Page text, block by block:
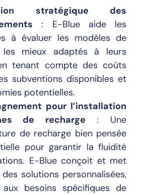
stratégique des
: E-Blue aide les
à évaluer les modèles de
les mieux adaptés à leurs
tenant compte des coûts
subventions disponibles et
potentielles.
pour l’installation
de recharge : Une
de recharge bien pensée
pour garantir la fluidité
E-Blue conçoit et met
solutions personnalisées,
aux besoins spécifiques de